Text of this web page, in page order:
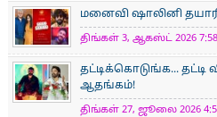
மனைவி ஷாலினி
திங்கள் 3, ஆகஸ்ட் 2026
தட்டிக்கொடுங்க... தட்டி
ஆதங்கம்!
திங்கள் 27, ஜூலை 2026